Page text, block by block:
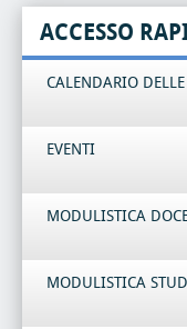
ACCESSO
CALENDARIO
EVENTI
MODULISTICA
MODULISTICA